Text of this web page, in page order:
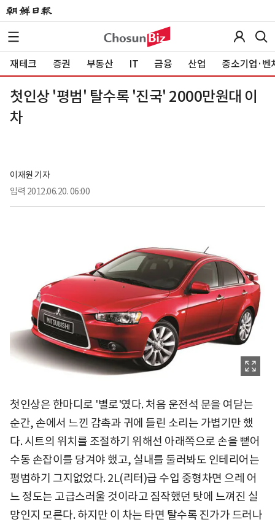
재테크 증권 부동산 IT 금융 산업 중소기업·벤
첫인상 '평범' 탈수록 '진국' 2000만원대 이
차
이재원 기자
입력 2012.06.20. 06:00
첫인상은 한마디로 '별로'였다. 처음 운전석 문을 여닫는
순간, 손에서 느낀 감촉과 귀에 들린 소리는 가볍기만 했
다. 시트의 위치를 조절하기 위해선 아래쪽으로 손을 뻗어
수동 손잡이를 당겨야 했고, 실내를 둘러봐도 인테리어는
평범하기 그지없었다. 2L(리터)급 수입 중형차면 으레 어
느 정도는 고급스러울 것이라고 짐작했던 탓에 느껴진 실
망인지 모른다. 하지만 이 차는 타면 탈수록 진가가 드러나